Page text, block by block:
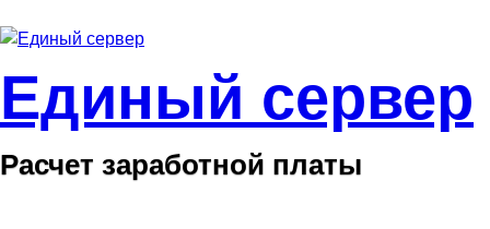
Единый сервер
Расчет заработной платы